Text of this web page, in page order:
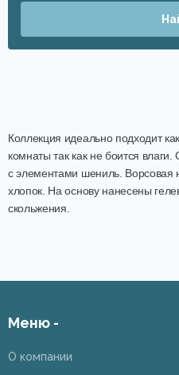
Коллекция идеально подходит
комнаты так как не боится
с элементами шениль. Ворсовая
хлопок. На основу нанесены
скольжения.
Меню -
О компании